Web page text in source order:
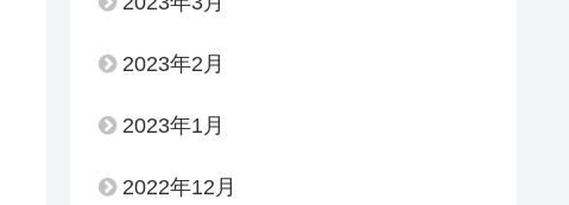
2023年2月
2023年1月
2022年12月